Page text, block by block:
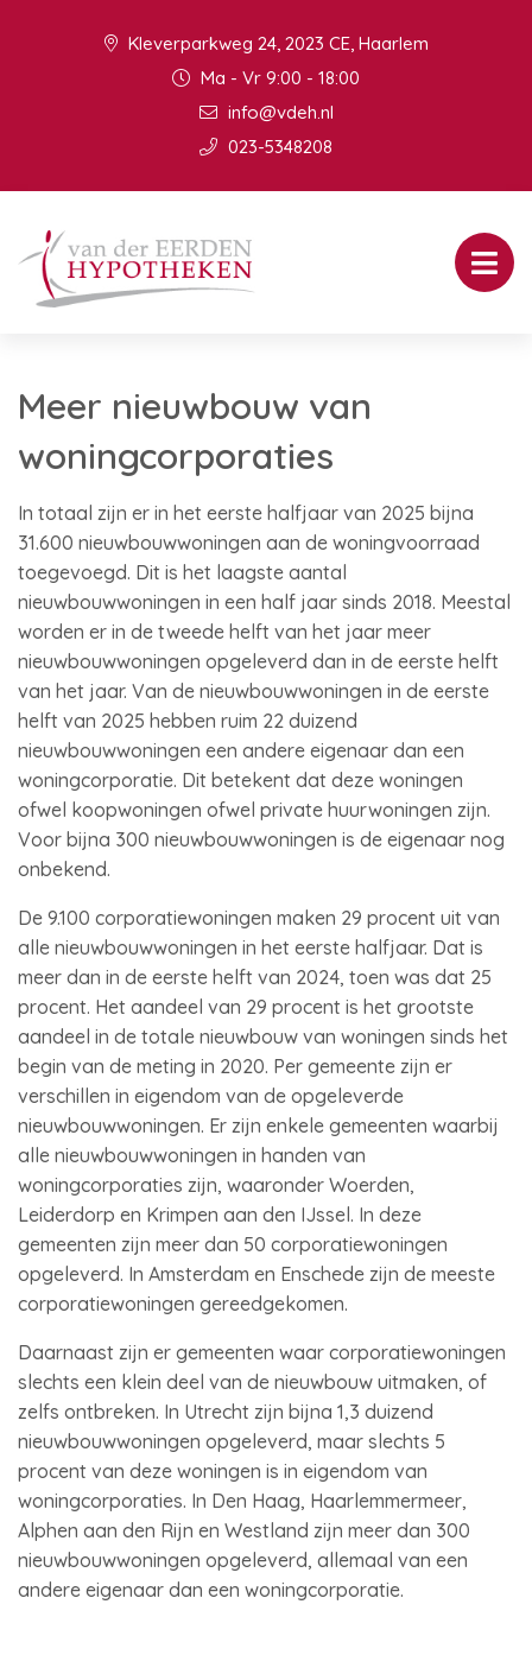
Kleverparkweg 24, 2023 CE, Haarlem
Ma - Vr 9:00 - 18:00
info@vdeh.nl
023-5348208
Meer nieuwbouw van
woningcorporaties
In totaal zijn er in het eerste halfjaar van 2025 bijna
31.600 nieuwbouwwoningen aan de woningvoorraad
toegevoegd. Dit is het laagste aantal
nieuwbouwwoningen in een half jaar sinds 2018. Meestal
worden er in de tweede helft van het jaar meer
nieuwbouwwoningen opgeleverd dan in de eerste helft
van het jaar. Van de nieuwbouwwoningen in de eerste
helft van 2025 hebben ruim 22 duizend
nieuwbouwwoningen een andere eigenaar dan een
woningcorporatie. Dit betekent dat deze woningen
ofwel koopwoningen ofwel private huurwoningen zijn.
Voor bijna 300 nieuwbouwwoningen is de eigenaar nog
onbekend.
De 9.100 corporatiewoningen maken 29 procent uit van
alle nieuwbouwwoningen in het eerste halfjaar. Dat is
meer dan in de eerste helft van 2024, toen was dat 25
procent. Het aandeel van 29 procent is het grootste
aandeel in de totale nieuwbouw van woningen sinds het
begin van de meting in 2020. Per gemeente zijn er
verschillen in eigendom van de opgeleverde
nieuwbouwwoningen. Er zijn enkele gemeenten waarbij
alle nieuwbouwwoningen in handen van
woningcorporaties zijn, waaronder Woerden,
Leiderdorp en Krimpen aan den IJssel. In deze
gemeenten zijn meer dan 50 corporatiewoningen
opgeleverd. In Amsterdam en Enschede zijn de meeste
corporatiewoningen gereedgekomen.
Daarnaast zijn er gemeenten waar corporatiewoningen
slechts een klein deel van de nieuwbouw uitmaken, of
zelfs ontbreken. In Utrecht zijn bijna 1,3 duizend
nieuwbouwwoningen opgeleverd, maar slechts 5
procent van deze woningen is in eigendom van
woningcorporaties. In Den Haag, Haarlemmermeer,
Alphen aan den Rijn en Westland zijn meer dan 300
nieuwbouwwoningen opgeleverd, allemaal van een
andere eigenaar dan een woningcorporatie.